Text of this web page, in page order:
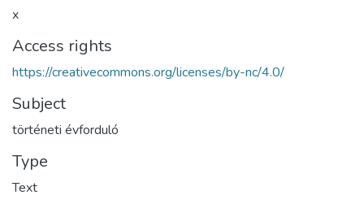
x
Access rights
https://creativecommons.org/licenses/by-nc/4.0/
Subject
történeti évforduló
Type
Text